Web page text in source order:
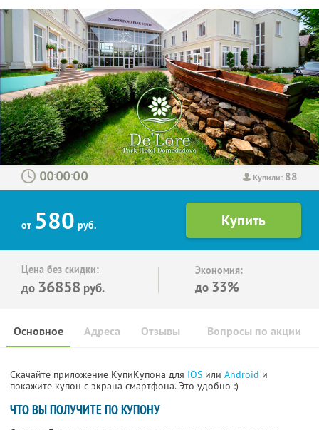
Купили: 88
: :
от 580 руб.
Цена без скидки:
до 36858 руб.
Экономия:
до 33%
Основное Отзывы Вопросы по акции
Адреса
Скачайте приложение КупиКупона для IOS или Android и
покажите купон с экрана смартфона. Это удобно :)
ЧТО ВЫ ПОЛУЧИТЕ ПО КУПОНУ